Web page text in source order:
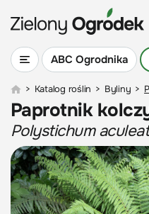
ABC Ogrodnika
> Katalog roślin > Byliny >
Paprotnik
Polystichum